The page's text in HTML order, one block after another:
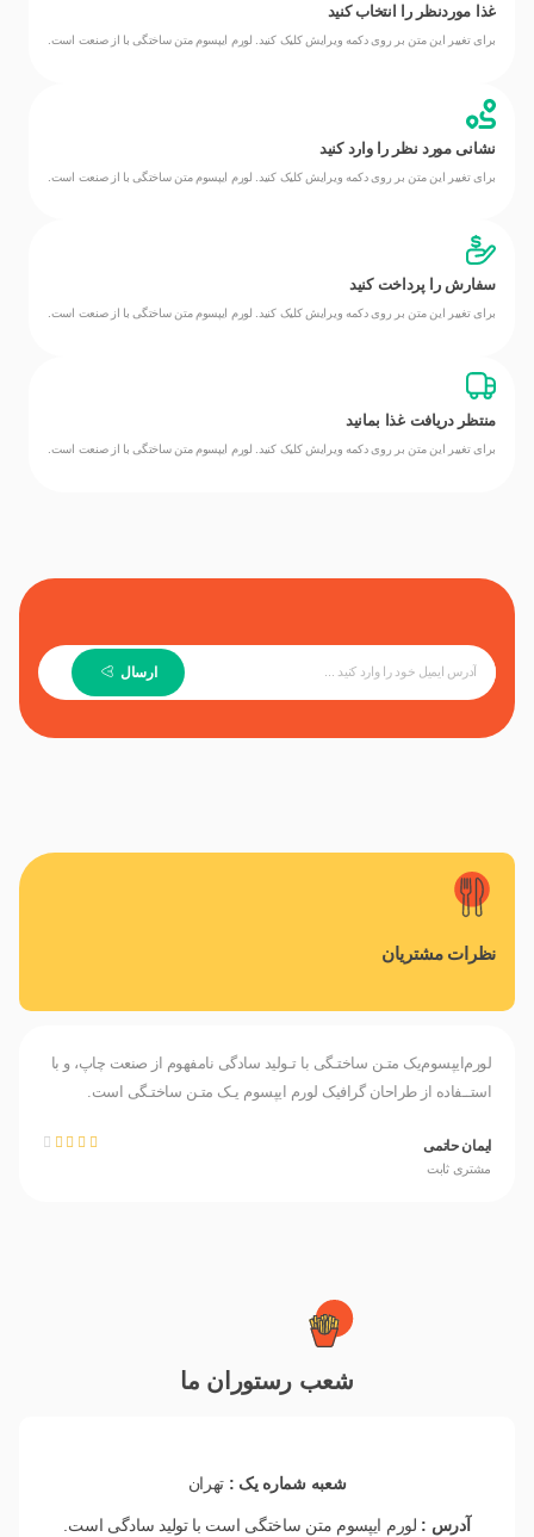
غذا موردنظر را انتخاب کنید
برای تغییر این متن بر روی دکمه ویرایش کلیک کنید. لورم ایپسوم متن ساختگی با از صنعت است.
نشانی مورد نظر را وارد کنید
برای تغییر این متن بر روی دکمه ویرایش کلیک کنید. لورم ایپسوم متن ساختگی با از صنعت است.
سفارش را پرداخت کنید
برای تغییر این متن بر روی دکمه ویرایش کلیک کنید. لورم ایپسوم متن ساختگی با از صنعت است.
منتظر دریافت غذا بمانید
برای تغییر این متن بر روی دکمه ویرایش کلیک کنید. لورم ایپسوم متن ساختگی با از صنعت است.
ارسال
نظرات مشتریان
لورم‌ایپسوم‌یک متـن ساختـگی با تـولید سادگی نامفهوم از صنعت چاپ، و با
استــفاده از طراحان‌ گرافیک ‌لورم ‌ایپسوم ‌یـک متـن ساختـگی ‌است.
ایمان حاتمی
مشتری ثابت





شعب رستوران ما
شعبه شماره یک : تهران
آدرس : لورم ایپسوم متن ساختگی است با تولید سادگی است.